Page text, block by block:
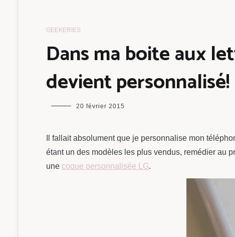
GEEKERIES
Dans ma boite aux
devient personnalisé!
maman
20 février 2015
Il fallait absolument que je personnalise mon
étant un des modèles les plus vendus, remédier au
une coque personnalisée LG.